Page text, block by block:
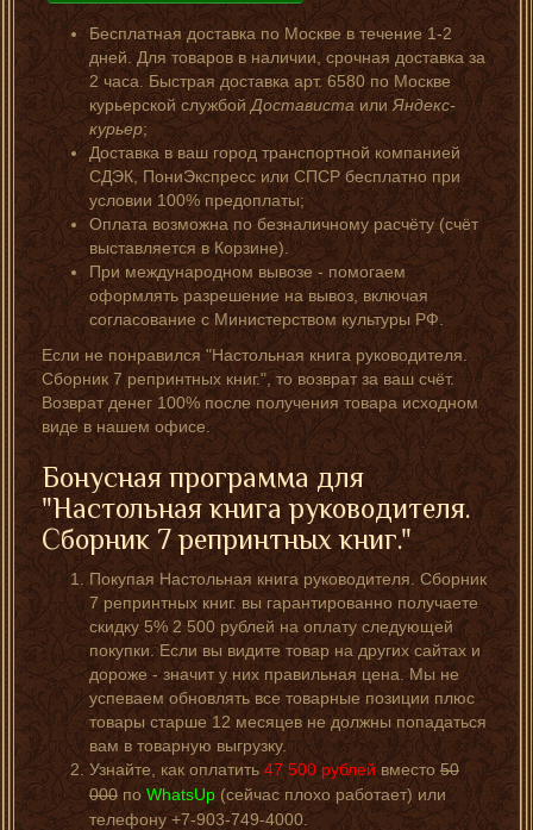
Бесплатная доставка по Москве в течение 1-2
дней. Для товаров в наличии, срочная доставка за
2 часа. Быстрая доставка арт. 6580 по Москве
курьерской службой ДоставистаилиЯндекс-
курьер;
Доставка в ваш город транспортной компанией
СДЭК, ПониЭкспресс или СПСР бесплатно при
условии 100% предоплаты;
Оплата возможна по безналичному расчёту (счёт
выставляется в Корзине).
При международном вывозе - помогаем
оформлять разрешение на вывоз, включая
согласование с Министерством культуры РФ.
Если не понравился "Настольная книга руководителя.
Сборник 7 репринтных книг.", то возврат за ваш счёт.
Возврат денег 100% после получения товара исходном
виде в нашем офисе.
Бонусная программа для
"Настольная книга руководителя.
Сборник 7 репринтных книг."
Покупая Настольная книга руководителя. Сборник
7 репринтных книг. вы гарантированно получаете
скидку 5% 2 500 рублей на оплату следующей
покупки. Если вы видите товар на других сайтах и
дороже - значит у них правильная цена. Мы не
успеваем обновлять все товарные позиции плюс
товары старше 12 месяцев не должны попадаться
вам в товарную выгрузку.
Узнайте, как оплатить47 500 рублейвместо50
000поWhatsUp (сейчас плохо работает) или
телефону +7-903-749-4000.